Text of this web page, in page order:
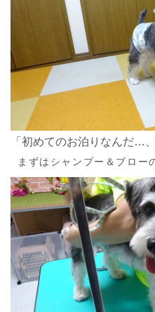
「初めてのお泊りなんだ…
まずはシャンプー＆ブロー